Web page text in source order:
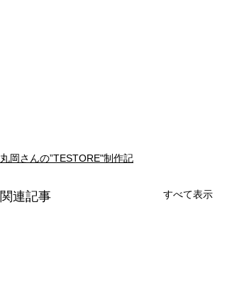
丸岡さんの”TESTORE"制作記
関連記事 すべて表示